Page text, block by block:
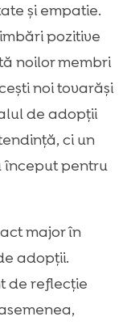
și empatie.
pozitive
noilor membri
noi tovarăși
de adopții
ci un
început pentru
major în
adopții.
de reflecție